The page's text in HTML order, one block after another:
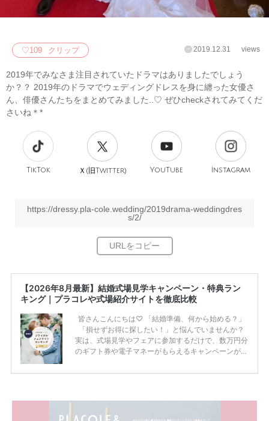
♡109 クリップ 2019.12.31 views
2019年でみなさま注目されていたドラマはありましたでしょう
か？？ 2019年のドラマでウェディングドレスを身に纏った女優さ
ん、俳優さんたちをまとめてみました..♡ ぜひcheckされてみてくだ
さいね＊*
TikTok Ｘ(旧Twitter) YouTube Instagram
https://dressy.pla-cole.wedding/2019drama-weddingdres
s/2/
【2026年8月最新】結婚式場見学キャンペーン・特典ラン
キング｜プラコレや式場紹介サイトを徹底比較
皆さんこんにちは♡ 「結婚準備、何から始める？」
「損せずお得に探したい！」と悩んでいませんか？
実は、式場見学やフェアに参加するだけで、数万円分
のギフト券や電子マネーがもらえるキャンペーンがあ
ため、比較せずに選ぶと損をしてしまうことも……。
内容：特典金額・条件・応募方法・注意点 「どこが